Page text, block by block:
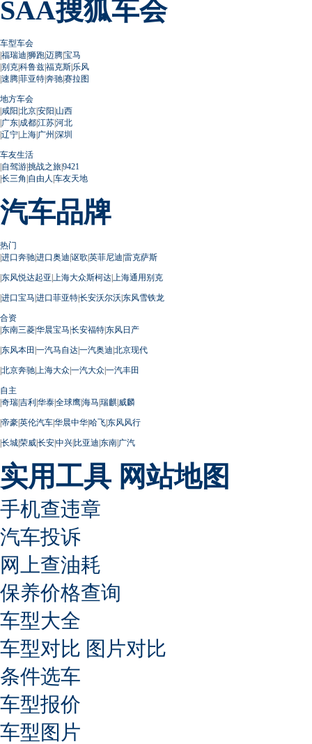
SAA搜狐车会
车型车会
|福瑞迪|狮跑|迈腾|宝马
|别克|科鲁兹|福克斯|乐风
|速腾|菲亚特|奔驰|赛拉图
地方车会
|咸阳|北京|安阳|山西
|广东|成都|江苏|河北
|辽宁| 上海|广州 |深圳
车友生活
|自驾游|挑战之旅|9421
|长三角 |自由人 |车友天地
汽车品牌
热门
|进口奔驰|进口奥迪|讴歌|英菲尼迪|雷克萨斯
|东风悦达起亚| 上海大众斯柯达| 上海通用别克
|进口宝马|进口菲亚特|长安沃尔沃|东风雪铁龙
合资
|东南三菱|华晨宝马|长安福特|东风日产
|东风本田 |一汽马自达|一汽奥迪|北京现代
|北京奔驰| 上海大众|一汽大众|一汽丰田
自主
|奇瑞|吉利|华泰|全球鹰|海马|瑞麒|威麟
|帝豪|英伦汽车|华晨中华|哈飞|东风风行
|长城|荣威|长安|中兴|比亚迪|东南|广汽
实用工具 网站地图
手机查违章
汽车投诉
网上查油耗
保养价格查询
车型大全
车型对比 图片对比
条件选车
车型报价
车型图片